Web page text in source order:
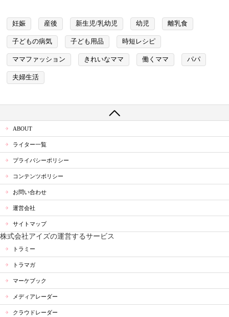
妊娠 産後 新生児/乳幼児 幼児 離乳食
子どもの病気 子ども用品 時短レシピ
ママファッション きれいなママ 働くママ パパ
夫婦生活
ABOUT
ライター一覧
プライバシーポリシー
コンテンツポリシー
お問い合わせ
運営会社
サイトマップ
株式会社アイズの運営するサービス
トラミー
トラマガ
マーケブック
メディアレーダー
クラウドレーダー